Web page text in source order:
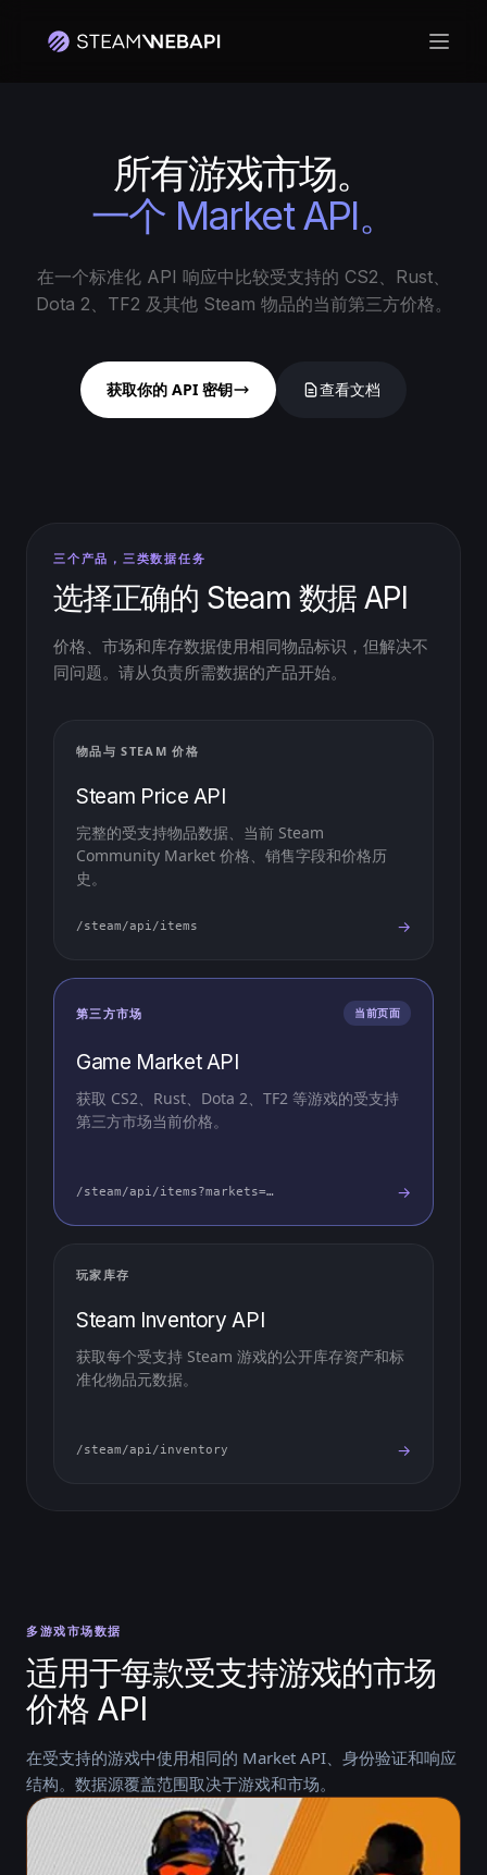
打开
所有游戏市场。
一个 Market API。
在一个标准化 API 响应中比较受支持的 CS2、Rust、
Dota 2、TF2 及其他 Steam 物品的当前第三方价格。
获取你的 API 密钥 查看文档
三个产品，三类数据任务
选择正确的 Steam 数据 API
价格、市场和库存数据使用相同物品标识，但解决不
同问题。请从负责所需数据的产品开始。
物品与 STEAM 价格
Steam Price API
完整的受支持物品数据、当前 Steam
Community Market 价格、销售字段和价格历
史。
/steam/api/items →
第三方市场 当前页面
Game Market API
获取 CS2、Rust、Dota 2、TF2 等游戏的受支持
第三方市场当前价格。
/steam/api/items?markets=… →
玩家库存
Steam Inventory API
获取每个受支持 Steam 游戏的公开库存资产和标
准化物品元数据。
/steam/api/inventory →
多游戏市场数据
适用于每款受支持游戏的市场
价格 API
在受支持的游戏中使用相同的 Market API、身份验证和响应
结构。数据源覆盖范围取决于游戏和市场。